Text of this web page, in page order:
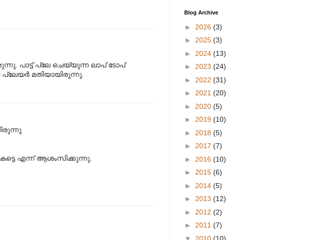
പാട്ട് പ്ലേ ചെയ്യുന്ന ലാപ് ടോപ്
പ്ലേയർ മതിയായിരുന്നു.
എന്ന് ആശംസിക്കുന്നു.
Blog Archive
► 2026 (3)
► 2025 (3)
► 2024 (13)
► 2023 (24)
► 2022 (31)
► 2021 (20)
► 2020 (5)
► 2019 (10)
► 2018 (5)
► 2017 (7)
► 2016 (10)
► 2015 (6)
► 2014 (5)
► 2013 (12)
► 2012 (2)
► 2011 (7)
▼ 2010 (10)